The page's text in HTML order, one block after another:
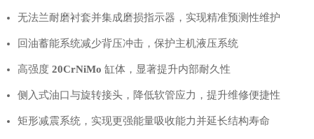
无法兰耐磨衬套并集成磨损指示器，实现精准预测性维护
回油蓄能系统减少背压冲击，保护主机液压系统
高强度20CrNiMo 缸体，显著提升内部耐久性
侧入式油口与旋转接头，降低软管应力，提升维修便捷性
矩形减震系统，实现更强能量吸收能力并延长结构寿命